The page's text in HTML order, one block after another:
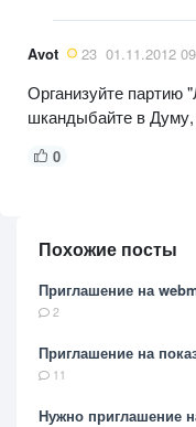
Avot 23 01.11.2012
Организуйте партию
шкандыбайте в
0
Похожие посты
Приглашение на
2
Приглашение на
11
Нужно приглашение